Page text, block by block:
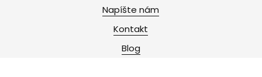
Napíšte nám
Kontakt
Blog